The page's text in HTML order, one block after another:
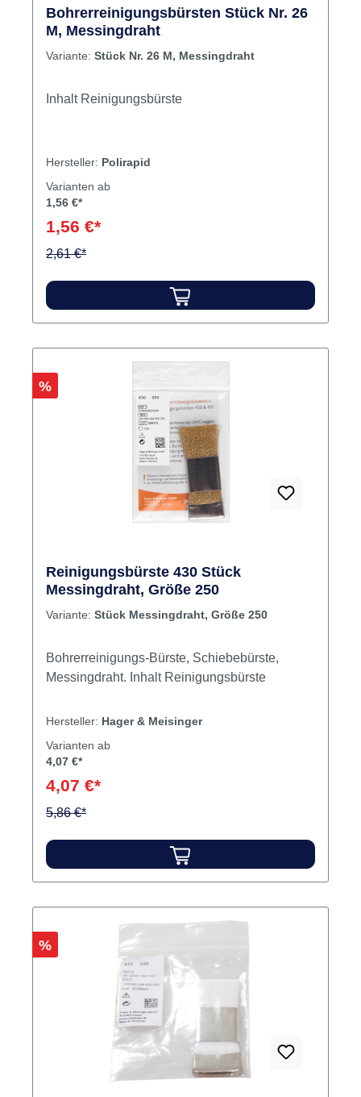
bei dentalkiosk.de bestellen – für effektive
Instrumentenpflege direkt nach der
Anwendung.
Bohrerreinigungsbürsten Stück Nr. 26
M, Messingdraht
Variante: Stück Nr. 26 M, Messingdraht
Inhalt Reinigungsbürste
Hersteller: Polirapid
Varianten ab
1,56 €*
1,56 €*
2,61 €*
Rabatt
%
Reinigungsbürste 430 Stück
Messingdraht, Größe 250
Variante: Stück Messingdraht, Größe 250
Bohrerreinigungs-Bürste, Schiebebürste,
Messingdraht. Inhalt Reinigungsbürste
Hersteller: Hager & Meisinger
Varianten ab
4,07 €*
4,07 €*
5,86 €*
Rabatt
%